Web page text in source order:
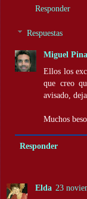
Responder
Respuestas
Miguel Pina
Ellos los
que creo
avisado,
Muchos
Responder
Elda 23